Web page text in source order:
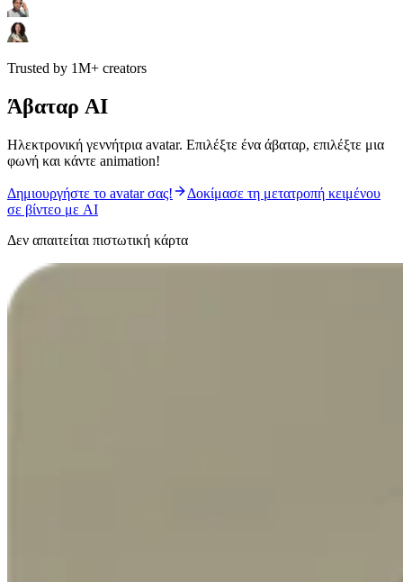
Trusted by 1M+ creators
Άβαταρ AI
Ηλεκτρονική γεννήτρια avatar. Επιλέξτε ένα άβαταρ, επιλέξτε μια
φωνή και κάντε animation!
Δημιουργήστε το avatar σας!
Δοκίμασε τη μετατροπή κειμένου
σε βίντεο με AI
Δεν απαιτείται πιστωτική κάρτα